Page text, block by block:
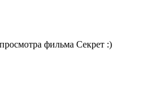
фильма Секрет :)